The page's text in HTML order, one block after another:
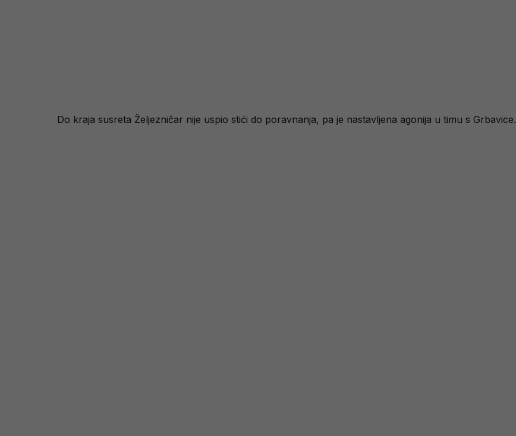
Do kraja susreta Željezničar nije uspio stići do poravnanja, pa je nastavljena agonija u timu s Grbavice.